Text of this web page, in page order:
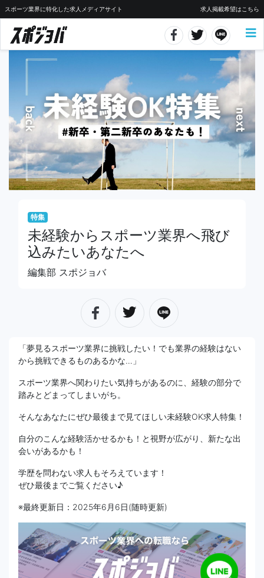
スポーツ業界に特化した求人メディアサイト 求人掲載希望はこちら
特集
未経験からスポーツ業界へ飛び
込みたいあなたへ
編集部 スポジョバ
「夢見るスポーツ業界に挑戦したい！でも業界の経験はない
から挑戦できるものあるかな…」
スポーツ業界へ関わりたい気持ちがあるのに、経験の部分で
踏みとどまってしまいがち。
そんなあなたにぜひ最後まで見てほしい未経験OK求人特集！
自分のこんな経験活かせるかも！と視野が広がり、新たな出
会いがあるかも！
学歴を問わない求人もそろえています！
ぜひ最後までご覧ください♪
※最終更新日：2025年6月6日(随時更新)